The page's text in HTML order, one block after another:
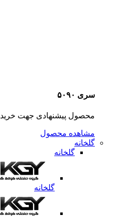
سری ۵۰۹۰
محصول پیشنهادی جهت خرید
مشاهده محصول
گلخانه
گلخانه
گلخانه